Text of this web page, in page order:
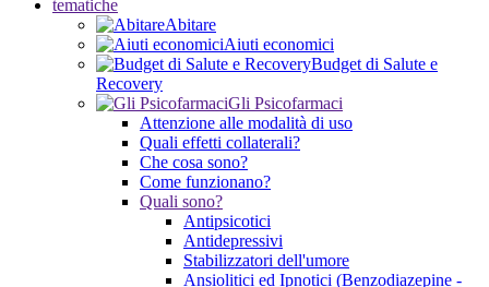
tematiche
Abitare
Aiuti economici
Budget di Salute e
Recovery
Gli Psicofarmaci
Attenzione alle modalità di uso
Quali effetti collaterali?
Che cosa sono?
Come funzionano?
Quali sono?
Antipsicotici
Antidepressivi
Stabilizzatori dell'umore
Ansiolitici ed Ipnotici (Benzodiazepine -